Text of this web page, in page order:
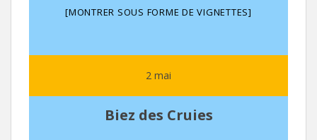
[MONTRER SOUS FORME DE VIGNETTES]
2 mai
Biez des Cruies